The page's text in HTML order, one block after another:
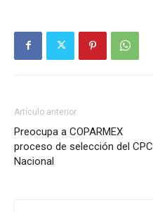
Artículo anterior
Preocupa a COPARMEX
proceso de selección del CPC
Nacional